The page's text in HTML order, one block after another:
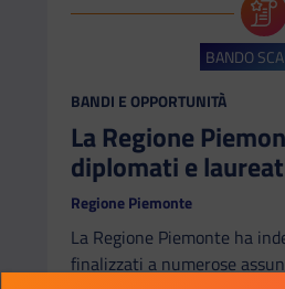
BANDO
CATEGORIA:
BANDI E OPPORTUNITÀ
La Regione
diplomati e
Regione Piemonte
La Regione Piemonte ha
finalizzati a numerose